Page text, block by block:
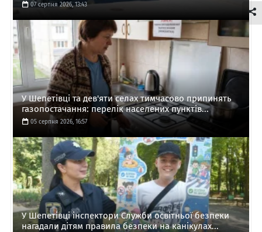
07 серпня 2026, 13:43
У Шепетівці та дев'яти селах тимчасово припинять
газопостачання: перелік населених пунктів...
05 серпня 2026, 16:57
У Шепетівці інспектори Служби освітньої безпеки
нагадали дітям правила безпеки на канікулах...